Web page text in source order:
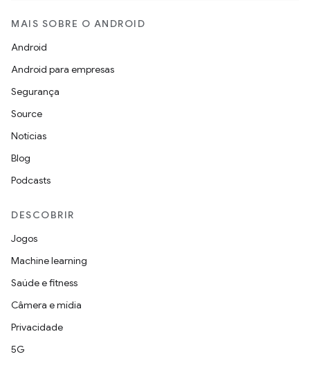
MAIS SOBRE O ANDROID
Android
Android para empresas
Segurança
Source
Notícias
Blog
Podcasts
DESCOBRIR
Jogos
Machine learning
Saúde e fitness
Câmera e mídia
Privacidade
5G